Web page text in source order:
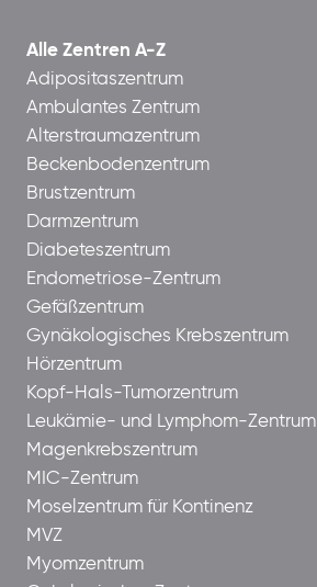
Alle Zentren A-Z
Adipositaszentrum
Ambulantes Zentrum
Alterstraumazentrum
Beckenbodenzentrum
Brustzentrum
Darmzentrum
Diabeteszentrum
Endometriose-Zentrum
Gefäßzentrum
Gynäkologisches Krebszentrum
Hörzentrum
Kopf-Hals-Tumorzentrum
Leukämie- und Lymphom-Zentrum
Magenkrebszentrum
MIC-Zentrum
Moselzentrum für Kontinenz
MVZ
Myomzentrum